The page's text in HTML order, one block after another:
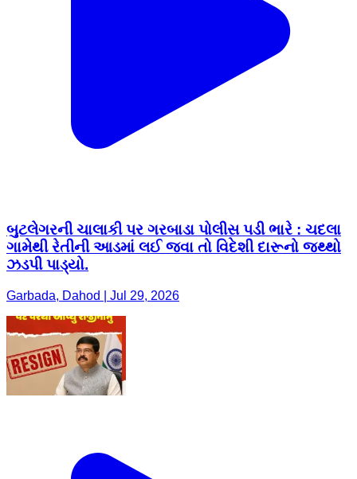
બુટલેગરની ચાલાકી પર ગરબાડા પોલીસ પડી ભારે : ચદલા
ગામેથી રેતીની આડમાં લઈ જવા તો વિદેશી દારૂનો જથ્થો
ઝડપી પાડ્યો.
Garbada, Dahod | Jul 29, 2026